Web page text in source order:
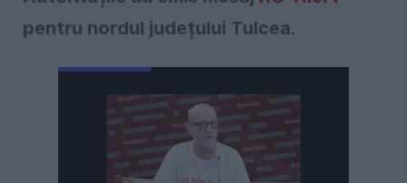
pentru nordul județului Tulcea.